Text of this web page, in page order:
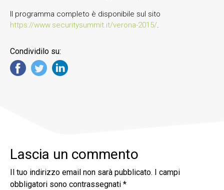
Il programma completo è disponibile sul sito
https://www.securitysummit.it/verona-2015/.
Condividilo su:
Lascia un commento
Il tuo indirizzo email non sarà pubblicato.
I campi
obbligatori sono contrassegnati *